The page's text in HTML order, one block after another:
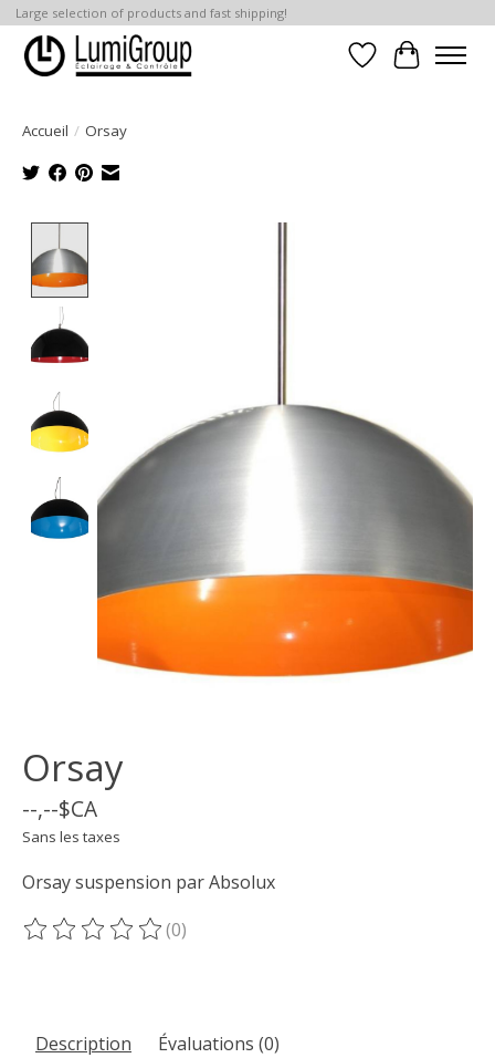
Large selection of products and fast shipping!
Liste dePanier
Accueil / Orsay
Orsay
--,--$CA
Sans les taxes
Orsay suspension par Absolux
Ce produit est évalué à
(0)
Description Évaluations (0)